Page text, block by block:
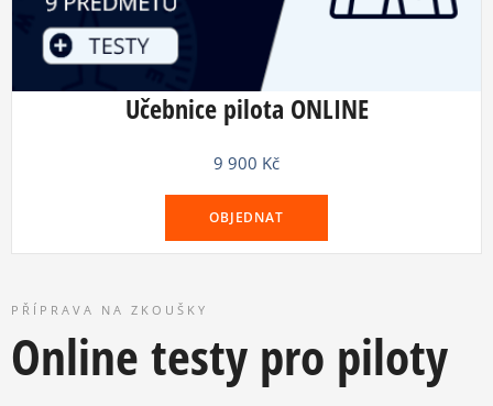
Učebnice pilota ONLINE
9 900 Kč
OBJEDNAT
PŘÍPRAVA NA ZKOUŠKY
Online testy pro piloty